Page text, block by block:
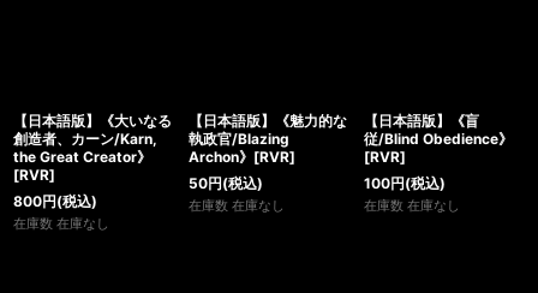
【日本語版】《大いなる
創造者、カーン/Karn,
the Great Creator》
[RVR]
800円(税込)
在庫数 在庫なし
【日本語版】《魅力的な
執政官/Blazing
Archon》[RVR]
50円(税込)
在庫数 在庫なし
【日本語版】《盲
従/Blind Obedience》
[RVR]
100円(税込)
在庫数 在庫なし